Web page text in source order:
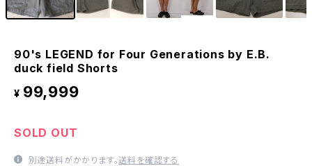
90's LEGEND for Four Generations by E.B.
duck field Shorts
¥ 99,999
SOLD OUT
別途送料がかかります。送料を確認する